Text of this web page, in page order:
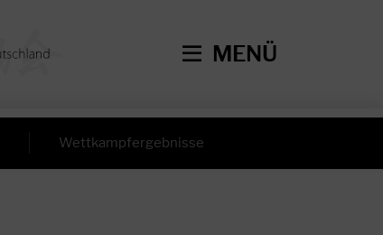
MENÜ
Wettkampfergebnisse